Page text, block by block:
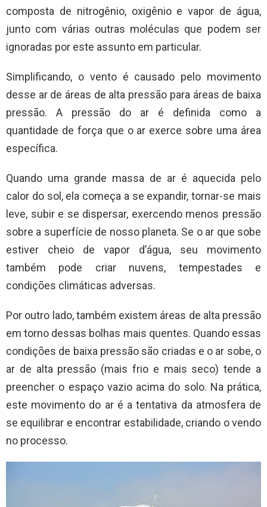
composta de nitrogênio, oxigênio e vapor de água,
junto com várias outras moléculas que podem ser
ignoradas por este assunto em particular.
Simplificando, o vento é causado pelo movimento
desse ar de áreas de alta pressão para áreas de baixa
pressão. A pressão do ar é definida como a
quantidade de força que o ar exerce sobre uma área
específica.
Quando uma grande massa de ar é aquecida pelo
calor do sol, ela começa a se expandir, tornar-se mais
leve, subir e se dispersar, exercendo menos pressão
sobre a superfície de nosso planeta. Se o ar que sobe
estiver cheio de vapor d’água, seu movimento
também pode criar nuvens, tempestades e
condições climáticas adversas.
Por outro lado, também existem áreas de alta pressão
em torno dessas bolhas mais quentes. Quando essas
condições de baixa pressão são criadas e o ar sobe, o
ar de alta pressão (mais frio e mais seco) tende a
preencher o espaço vazio acima do solo. Na prática,
este movimento do ar é a tentativa da atmosfera de
se equilibrar e encontrar estabilidade, criando o vendo
no processo.